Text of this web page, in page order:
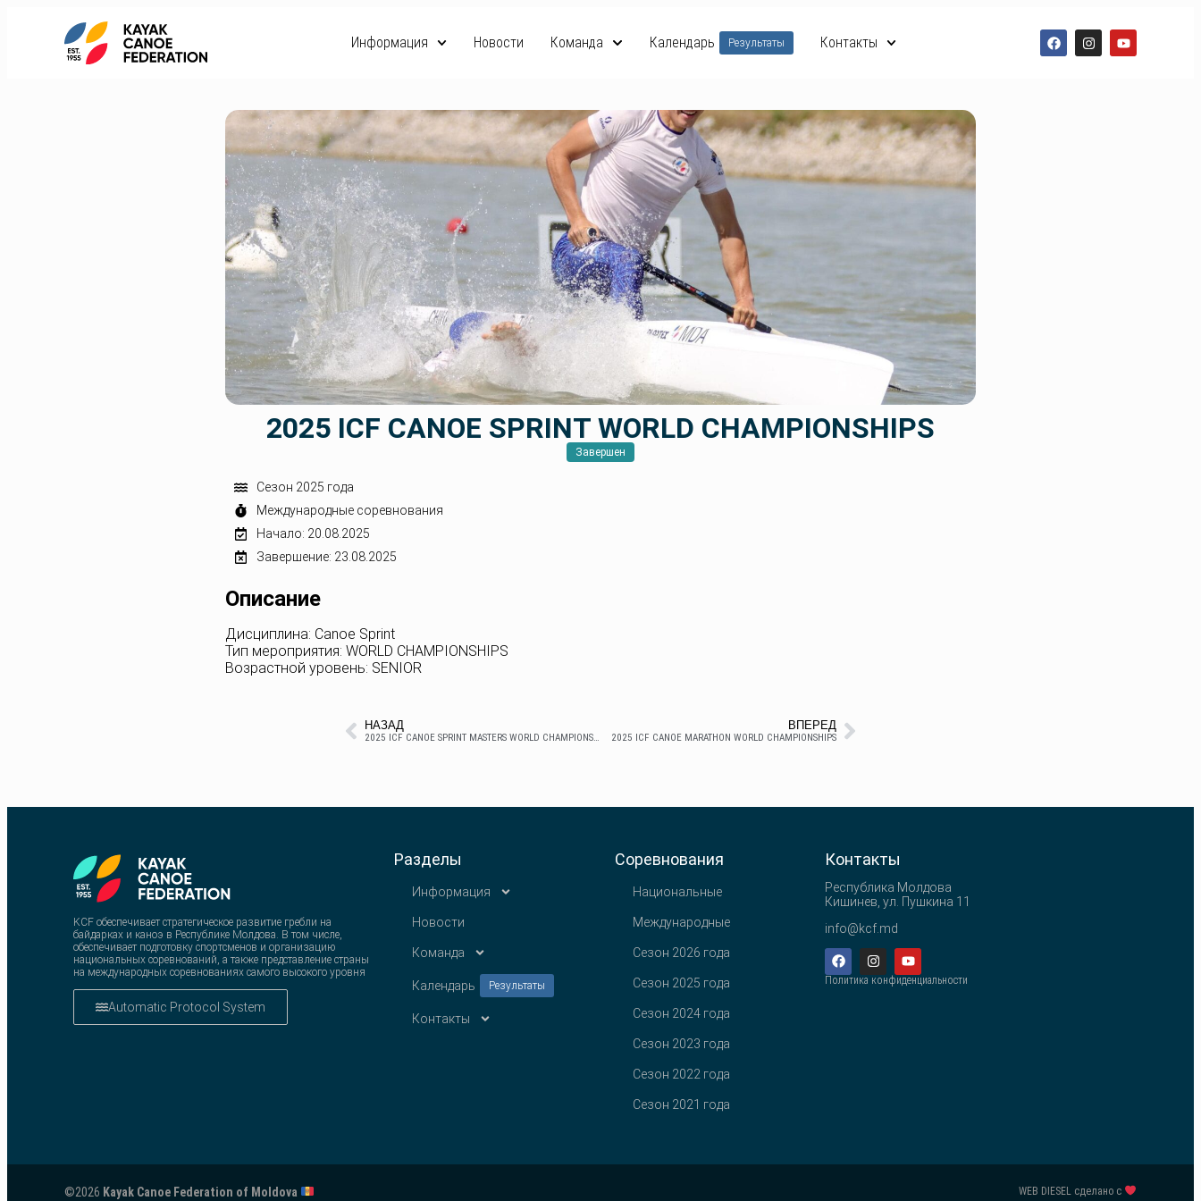
Информация Новости Команда Календарь Результаты Контакты
2025 ICF CANOE SPRINT WORLD CHAMPIONSHIPS
Завершен
Сезон 2025 года
Международные соревнования
Начало: 20.08.2025
Завершение: 23.08.2025
Описание
Дисциплина: Canoe Sprint
Тип мероприятия: WORLD CHAMPIONSHIPS
Возрастной уровень: SENIOR
НАЗАД
2025 ICF CANOE SPRINT MASTERS WORLD CHAMPIONSHIPS
ВПЕРЕД
2025 ICF CANOE MARATHON WORLD CHAMPIONSHIPS
KCF обеспечивает стратегическое развитие гребли на
байдарках и каноэ в Республике Молдова. В том числе,
обеспечивает подготовку спортсменов и организацию
национальных соревнований, а также представление страны
на международных соревнованиях самого высокого уровня
Automatic Protocol System
Разделы
Информация
Новости
Команда
Календарь Результаты
Контакты
Соревнования
Национальные
Международные
Сезон 2026 года
Сезон 2025 года
Сезон 2024 года
Сезон 2023 года
Сезон 2022 года
Сезон 2021 года
Контакты
Республика Молдова
Кишинев, ул. Пушкина 11
info@kcf.md
Политика конфиденциальности
©2026 Kayak Canoe Federation of Moldova WEB DIESEL сделано с